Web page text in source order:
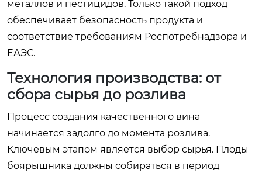
металлов и пестицидов. Только такой подход
обеспечивает безопасность продукта и
соответствие требованиям Роспотребнадзора и
ЕАЭС.
Технология производства: от
сбора сырья до розлива
Процесс создания качественного вина
начинается задолго до момента розлива.
Ключевым этапом является выбор сырья. Плоды
боярышника должны собираться в период